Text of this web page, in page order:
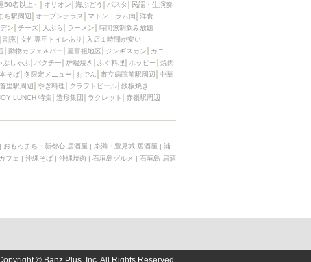
50名以上～ オリオン 海ぶどう パスタ
民謡・生演奏
ち駅周辺 オープンテラス マトン・ラム肉
洋食
ン チーズ 天ぷら ラーメン
時間無制飲み放題
割烹 女性専用トイレあり
入店１時間が安い
動物カフェ＆バー 屋富祖地区 ジンギスカン
カニ
ぶしゃぶ パクチー 炉端焼き ふぐ料理 ホッピー
焼肉
そば 冬限定メニュー おでん 市立病院前駅周辺
中華
首里駅周辺 やぎ料理 クラフトビール 鉄板焼き
LUNCH 特集 造形集団 ラクレット
赤嶺駅周辺
| おもろまち・新都心 居酒屋 | 糸満・豊見城 居酒屋 | 浦
フェ | 沖縄そば | 沖縄焼肉 | 石垣島グルメ | 石垣島 居酒
© Banz Plus, Inc. All Rights Reserved.